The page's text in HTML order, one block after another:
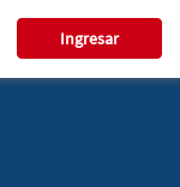
Ingresar